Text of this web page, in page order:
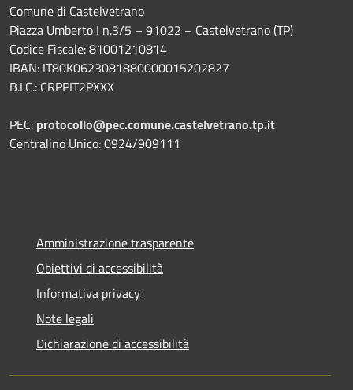
Comune di Castelvetrano
Piazza Umberto I n.3/5 – 91022 – Castelvetrano (TP)
Codice Fiscale: 81001210814
IBAN: IT80K0623081880000015202827
B.I.C.: CRPPIT2PXXX
PEC: protocollo@pec.comune.castelvetrano.tp.it
Centralino Unico: 0924/909111
Amministrazione trasparente
Obiettivi di accessibilità
Informativa privacy
Note legali
Dichiarazione di accessibilità